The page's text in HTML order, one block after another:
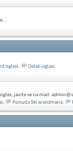
oglasi, Ostali oglasi
javite se na mail:
, Ponuda Ski aranžmana,